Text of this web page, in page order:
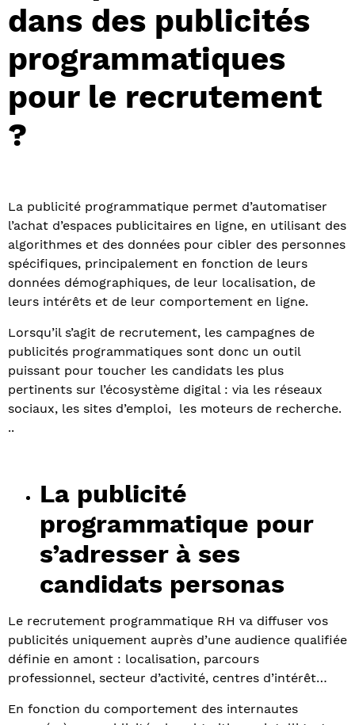
dans des publicités
programmatiques
pour le recrutement
?
La publicité programmatique permet d’automatiser
l’achat d’espaces publicitaires en ligne, en utilisant des
algorithmes et des données pour cibler des personnes
spécifiques, principalement en fonction de leurs
données démographiques, de leur localisation, de
leurs intérêts et de leur comportement en ligne.
Lorsqu’il s’agit de recrutement, les campagnes de
publicités programmatiques sont donc un outil
puissant pour toucher les candidats les plus
pertinents sur l’écosystème digital : via les réseaux
sociaux, les sites d’emploi, les moteurs de recherche.
..
La publicité
programmatique pour
s’adresser à ses
candidats personas
Le recrutement programmatique RH va diffuser vos
publicités uniquement auprès d’une audience qualifiée
définie en amont : localisation, parcours
professionnel, secteur d’activité, centres d’intérêt…
En fonction du comportement des internautes